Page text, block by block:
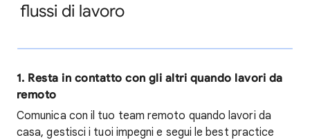
flussi di lavoro
1. Resta in contatto con gli altri quando lavori da
remoto
Comunica con il tuo team remoto quando lavori da
casa, gestisci i tuoi impegni e segui le best practice